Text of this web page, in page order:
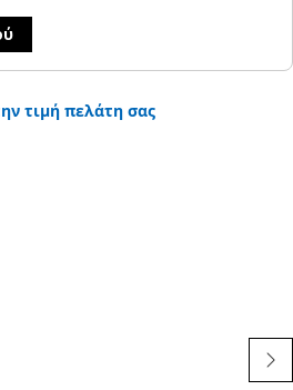
τιμή πελάτη σας